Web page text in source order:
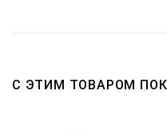
С ЭТИМ ТОВАРОМ